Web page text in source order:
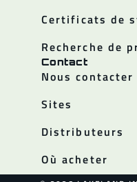
Certificats de
Recherche de
Contact
Nous contacter
Sites
Distributeurs
Où acheter